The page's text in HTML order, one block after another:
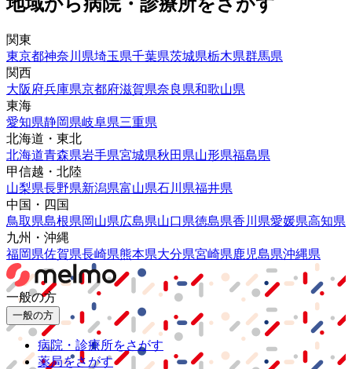
関東
東京都神奈川県埼玉県千葉県茨城県栃木県群馬県
関西
大阪府兵庫県京都府滋賀県奈良県和歌山県
東海
愛知県静岡県岐阜県三重県
北海道・東北
北海道青森県岩手県宮城県秋田県山形県福島県
甲信越・北陸
山梨県長野県新潟県富山県石川県福井県
中国・四国
鳥取県島根県岡山県広島県山口県徳島県香川県愛媛県高知県
九州・沖縄
福岡県佐賀県長崎県熊本県大分県宮崎県鹿児島県沖縄県
一般の方
一般の方
病院・診療所をさがす
薬局をさがす